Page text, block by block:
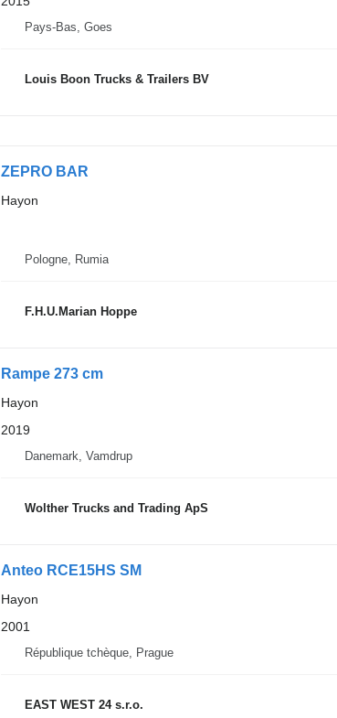
Pays-Bas, Goes
Louis Boon Trucks & Trailers BV
ZEPRO BAR
Hayon
Pologne, Rumia
F.H.U.Marian Hoppe
Rampe 273 cm
Hayon
2019
Danemark, Vamdrup
Wolther Trucks and Trading ApS
Anteo RCE15HS SM
Hayon
2001
République tchèque, Prague
EAST WEST 24 s.r.o.